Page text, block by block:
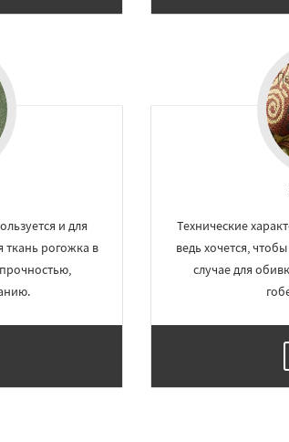
и для
рогожка в
Технические
ведь хочется,
случае для